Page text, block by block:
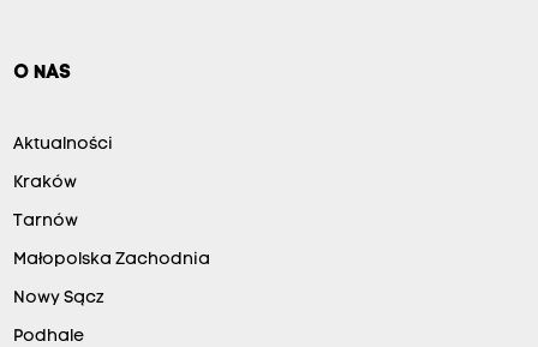
O NAS
Aktualności
Kraków
Tarnów
Małopolska Zachodnia
Nowy Sącz
Podhale